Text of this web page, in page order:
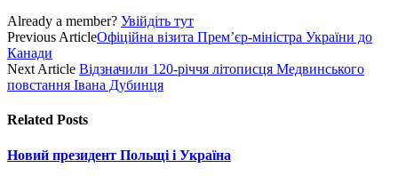
Already a member? Увійдіть тут
Previous ArticleОфіційна візита Прем’єр-міністра України до
Канади
Next Article Відзначили 120-річчя літописця Медвинського
повстання Івана Дубинця
Related Posts
Новий президент Польщі і Україна